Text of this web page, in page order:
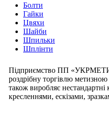
Болти
Гайки
Цвяхи
Шайби
Шпильки
Шплінти
Підприємство ПП
роздрібну торгівлю
також виробляє нестандартні
кресленнями, ескізами,